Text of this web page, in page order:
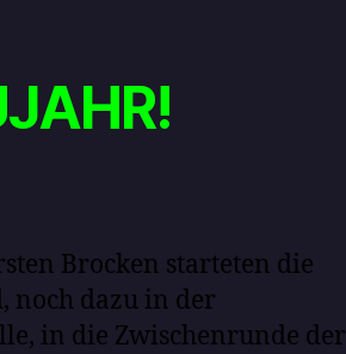
Brocken starteten die
noch dazu in der
in die Zwischenrunde der